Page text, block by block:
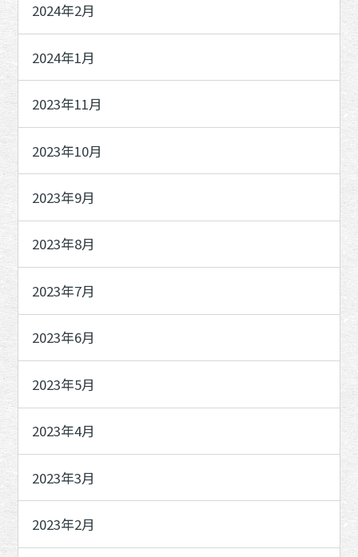
2024年2月
2024年1月
2023年11月
2023年10月
2023年9月
2023年8月
2023年7月
2023年6月
2023年5月
2023年4月
2023年3月
2023年2月